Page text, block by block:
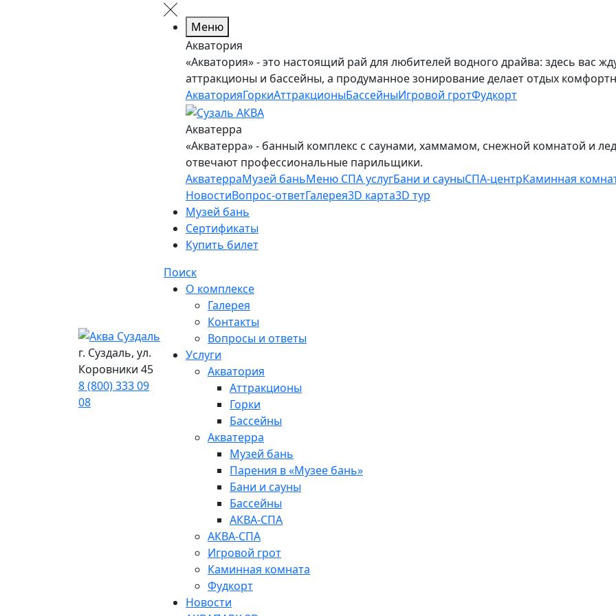
г. Суздаль, ул.
Коровники 45
8 (800) 333 09
08
Меню
Акватория
«Акватория» - это настоящий рай для любителей водного драйва: здесь вас
аттракционы и бассейны, а продуманное зонирование делает отдых
АкваторияГоркиАттракционыБассейныИгровой гротФудкорт
Акватерра
«Акватерра» - банный комплекс с саунами, хаммамом, снежной комнатой и
отвечают профессиональные парильщики.
АкватерраМузей баньМеню СПА услугБани и сауныСПА-центрКаминная
НовостиВопрос-ответГалерея3D карта3D тур
Музей бань
Сертификаты
Купить билет
Поиск
О комплексе
Галерея
Контакты
Вопросы и ответы
Услуги
Акватория
Аттракционы
Горки
Бассейны
Акватерра
Музей бань
Парения в «Музее бань»
Бани и сауны
Бассейны
АКВА-СПА
АКВА-СПА
Игровой грот
Каминная комната
Фудкорт
Новости